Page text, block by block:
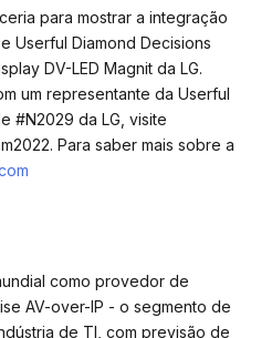
para mostrar a integração
Userful Diamond Decisions
DV-LED Magnit da LG.
um representante da Userful
#N2029 da LG, visite
Para saber mais sobre a
como provedor de
AV-over-IP - o segmento de
de TI, com previsão de